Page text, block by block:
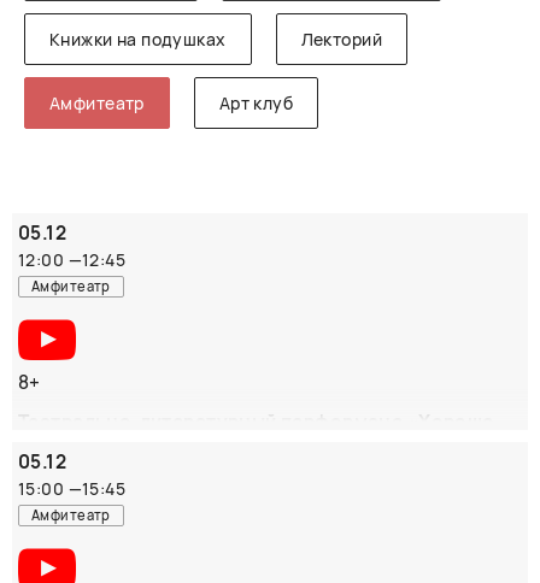
Книжки на подушках Лекторий
Амфитеатр Арт клуб
05.12
12:00 —12:45
Амфитеатр
8+
что я такой?!»
Современные художники, музыканты, а также писатели
Алексей Олейников и Алиса Орлова и театральный
режиссер Иван Пачин вместе со зрителями создадут
музыкально-графическую поэму, основываясь на ответах
зрителей и гостей ярмарки на главные вопросы детской
05.12
15:00 —15:45
Амфитеатр